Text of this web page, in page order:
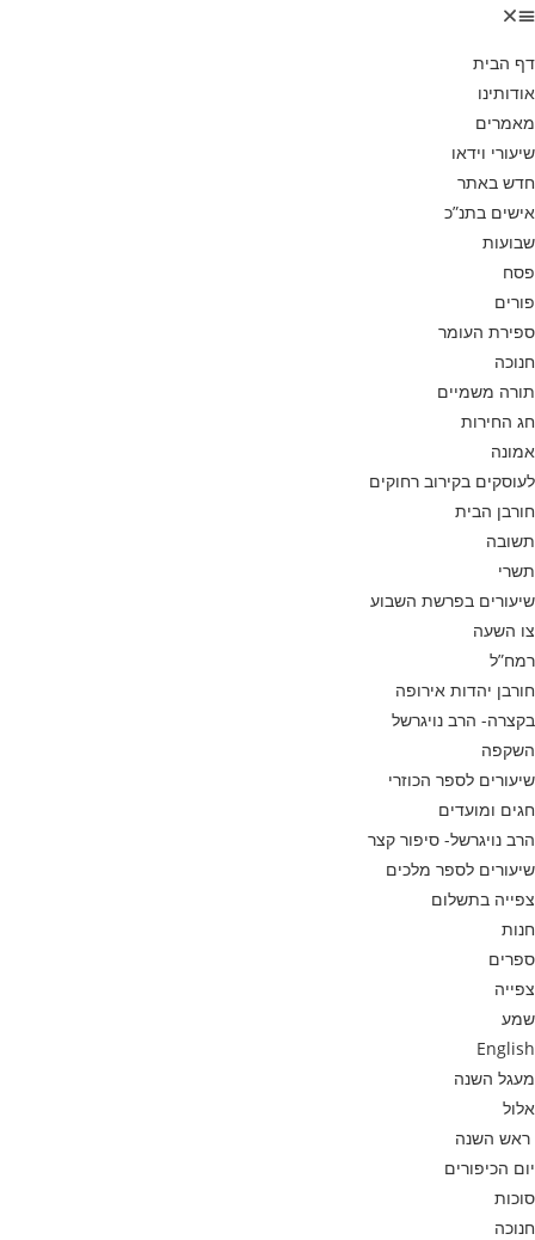
דף הבית
אודותינו
מאמרים
שיעורי וידאו
חדש באתר
אישים בתנ”כ
שבועות
פסח
פורים
ספירת העומר
חנוכה
תורה משמיים
חג החירות
אמונה
לעוסקים בקירוב רחוקים
חורבן הבית
תשובה
תשרי
שיעורים בפרשת השבוע
צו השעה
רמח”ל
חורבן יהדות אירופה
בקצרה- הרב נויגרשל
השקפה
שיעורים לספר הכוזרי
חגים ומועדים
הרב נויגרשל- סיפור קצר
שיעורים לספר מלכים
צפייה בתשלום
חנות
ספרים
צפייה
שמע
English
מעגל השנה
אלול
ראש השנה
יום הכיפורים
סוכות
חנוכה